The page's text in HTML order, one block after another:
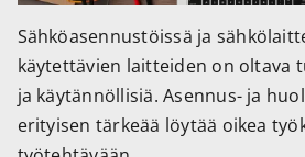
Sähköasennustöissä ja
käytettävien laitteiden on oltava
ja käytännöllisiä. Asennus- ja
erityisen tärkeää löytää oikea